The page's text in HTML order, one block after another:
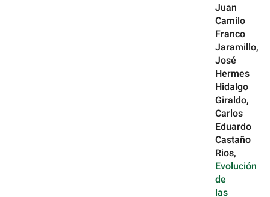
Juan
Camilo
Franco
Jaramillo,
José
Hermes
Hidalgo
Giraldo,
Carlos
Eduardo
Castaño
Rios,
Evolución
de
las